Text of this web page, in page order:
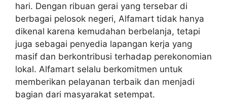
hari. Dengan ribuan gerai yang tersebar di
berbagai pelosok negeri, Alfamart tidak hanya
dikenal karena kemudahan berbelanja, tetapi
juga sebagai penyedia lapangan kerja yang
masif dan berkontribusi terhadap perekonomian
lokal. Alfamart selalu berkomitmen untuk
memberikan pelayanan terbaik dan menjadi
bagian dari masyarakat setempat.